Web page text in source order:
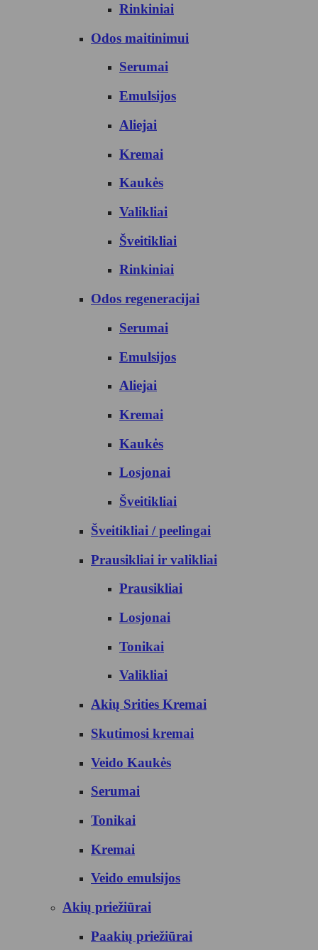
Rinkiniai
Odos maitinimui
Serumai
Emulsijos
Aliejai
Kremai
Kaukės
Valikliai
Šveitikliai
Rinkiniai
Odos regeneracijai
Serumai
Emulsijos
Aliejai
Kremai
Kaukės
Losjonai
Šveitikliai
Šveitikliai / peelingai
Prausikliai ir valikliai
Prausikliai
Losjonai
Tonikai
Valikliai
Akių Srities Kremai
Skutimosi kremai
Veido Kaukės
Serumai
Tonikai
Kremai
Veido emulsijos
Akių priežiūrai
Paakių priežiūrai